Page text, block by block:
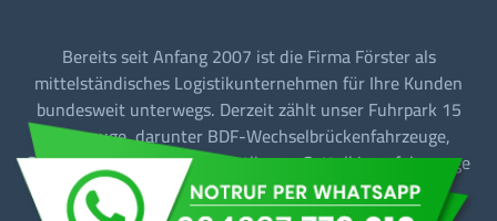
Bereits seit Anfang 2007 ist die Firma Förster als
mittelständisches Logistikunternehmen für Ihre Kunden
bundesweit unterwegs. Derzeit zählt unser Fuhrpark 15
Fahrzeuge, darunter BDF-Wechselbrückenfahrzeuge,
Sattelzugmaschinen mit Tautliner + Sattelkipperfahrzeuge
für den Baustellen-/Linien-/Begegnungs- und